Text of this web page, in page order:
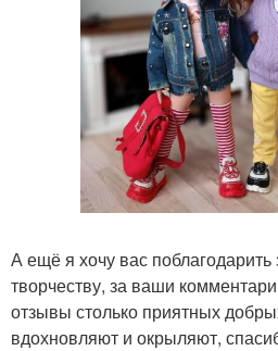
А ещё я хочу вас
творчеству, за ваши
отзывы столько приятных
вдохновляют и окрыляют,